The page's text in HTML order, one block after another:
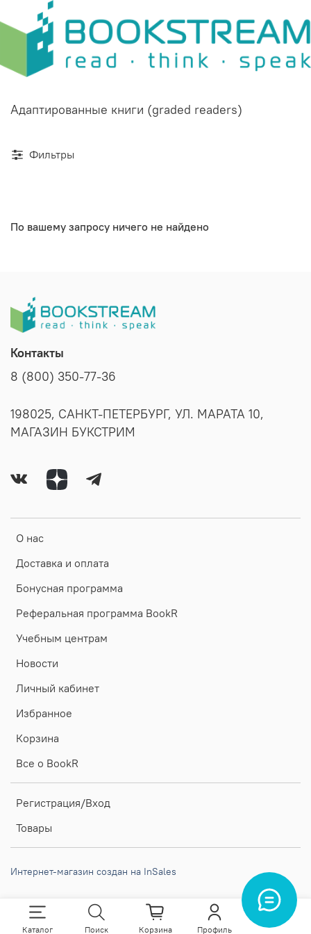
Адаптированные книги (graded readers)
Фильтры
По вашему запросу ничего не найдено
О нас
Доставка и оплата
Бонусная программа
Реферальная программа BookR
Учебным центрам
Новости
Личный кабинет
Избранное
Корзина
Все о BookR
Регистрация/Вход
Товары
Контакты
8 (800) 350-77-36
198025, САНКТ-ПЕТЕРБУРГ, УЛ. МАРАТА 10,
МАГАЗИН БУКСТРИМ
Интернет-магазин создан на InSales
Каталог Поиск Корзина Профиль